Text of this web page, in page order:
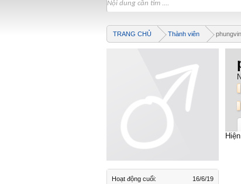
TRANG CHỦ Thành viên
Hoạt động cuối:
16/6/19